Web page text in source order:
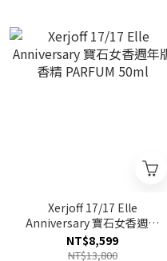
Xerjoff 17/17 Elle
Anniversary 寶石女香週年
版香精 PARFUM 50ml
NT$8,599
NT$13,800